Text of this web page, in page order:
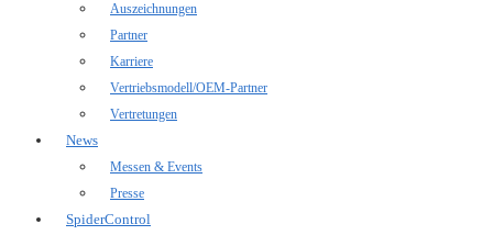
Auszeichnungen
Partner
Karriere
Vertriebsmodell/OEM-Partner
Vertretungen
News
Messen & Events
Presse
SpiderControl